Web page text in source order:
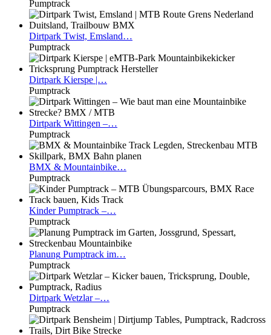
Pumptrack
Dirtpark Twist, Emsland…
Pumptrack
Dirtpark Kierspe |…
Pumptrack
Dirtpark Wittingen –…
Pumptrack
BMX & Mountainbike…
Pumptrack
KinderPumptrack –…
Pumptrack
Planung Pumptrack im…
Pumptrack
Dirtpark Wetzlar –…
Pumptrack